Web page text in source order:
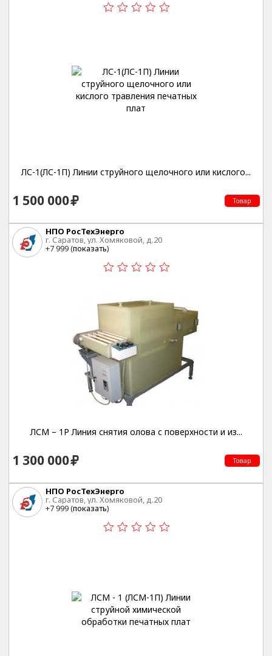
ЛС-1(ЛС-1П) Линии струйного щелочного или кислого...
1 500 000 Товар
НПО РосТехЭнерго
г. Саратов, ул. Хомяковой, д.20
+7 999 (показать)
ЛСМ – 1Р Линия снятия олова с поверхности и из...
1 300 000 Товар
НПО РосТехЭнерго
г. Саратов, ул. Хомяковой, д.20
+7 999 (показать)